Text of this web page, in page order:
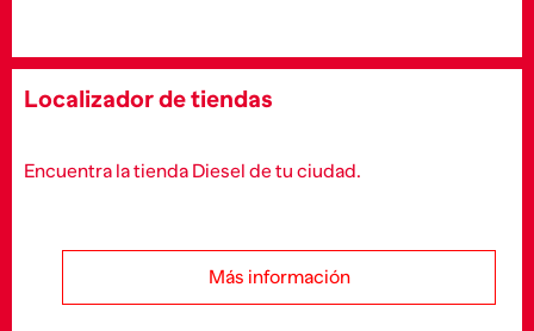
Localizador de tiendas
Encuentra la tienda Diesel de tu ciudad.
Más información